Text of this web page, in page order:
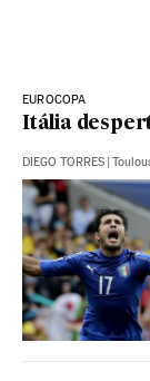
EUROCOPA
Itália
DIEGO TORRES |